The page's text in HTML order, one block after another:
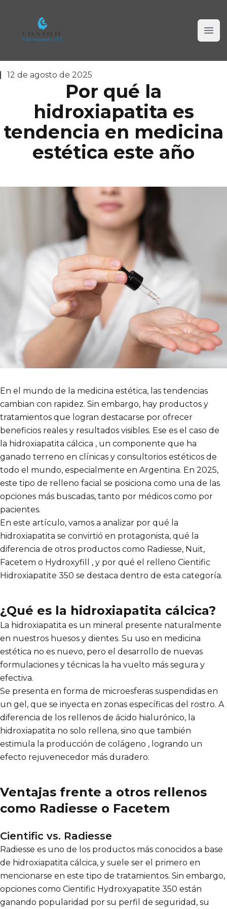
Cientific Hidroxiapatite 350
12 de agosto de 2025
Por qué la
hidroxiapatita es
tendencia en medicina
estética este año
En el mundo de la medicina estética, las tendencias
cambian con rapidez. Sin embargo, hay productos y
tratamientos que logran destacarse por ofrecer
beneficios reales y resultados visibles. Ese es el caso de
la hidroxiapatita cálcica , un componente que ha
ganado terreno en clínicas y consultorios estéticos de
todo el mundo, especialmente en Argentina. En 2025,
este tipo de relleno facial se posiciona como una de las
opciones más buscadas, tanto por médicos como por
pacientes.
En este artículo, vamos a analizar por qué la
hidroxiapatita se convirtió en protagonista, qué la
diferencia de otros productos como Radiesse, Nuit,
Facetem o Hydroxyfill , y por qué el relleno Cientific
Hidroxiapatite 350 se destaca dentro de esta categoría.
¿Qué es la hidroxiapatita cálcica?
La hidroxiapatita es un mineral presente naturalmente
en nuestros huesos y dientes. Su uso en medicina
estética no es nuevo, pero el desarrollo de nuevas
formulaciones y técnicas la ha vuelto más segura y
efectiva.
Se presenta en forma de microesferas suspendidas en
un gel, que se inyecta en zonas específicas del rostro. A
diferencia de los rellenos de ácido hialurónico, la
hidroxiapatita no solo rellena, sino que también
estimula la producción de colágeno , logrando un
efecto rejuvenecedor más duradero.
Ventajas frente a otros rellenos
como Radiesse o Facetem
Cientific vs. Radiesse
Radiesse es uno de los productos más conocidos a base
de hidroxiapatita cálcica, y suele ser el primero en
mencionarse en este tipo de tratamientos. Sin embargo,
opciones como Cientific Hydroxyapatite 350 están
ganando popularidad por su perfil de seguridad, su